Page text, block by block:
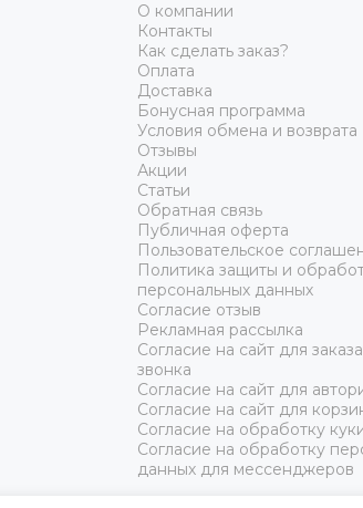
О компании
Контакты
Как сделать заказ?
Оплата
Доставка
Бонусная программа
Условия обмена и возврата
Отзывы
Акции
Статьи
Обратная связь
Публичная оферта
Пользовательское
Политика защиты и
персональных данных
Согласие отзыв
Рекламная рассылка
Согласие на сайт для
звонка
Согласие на сайт для
Согласие на сайт для
Согласие на обработку
Согласие на обработку
данных для мессенджеров